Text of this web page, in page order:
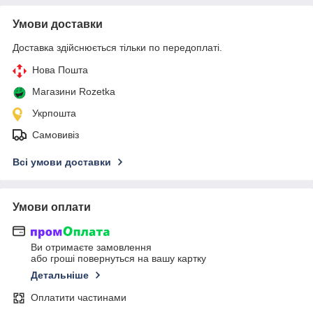
Умови доставки
Доставка здійснюється тільки по передоплаті.
Нова Пошта
Магазини Rozetka
Укрпошта
Самовивіз
Всі умови доставки
Умови оплати
Ви отримаєте замовлення
або гроші повернуться на вашу картку
Детальніше
Оплатити частинами